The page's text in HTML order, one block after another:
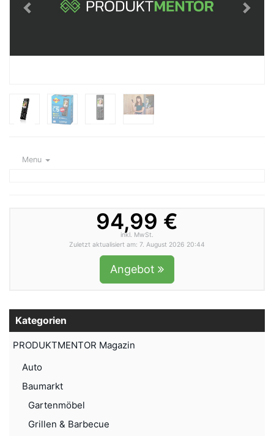
Menu
94,99 €
inkl. MwSt.
Zuletzt aktualisiert am: 7. August 2026 20:44
Angebot
Kategorien
PRODUKTMENTOR Magazin
Auto
Baumarkt
Gartenmöbel
Grillen & Barbecue